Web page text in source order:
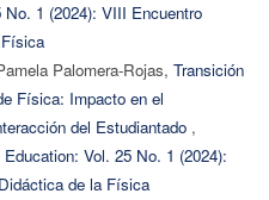
1 (2024): VIII Encuentro
Palomera-Rojas, Transición
Física: Impacto en el
del Estudiantado ,
Vol. 25 No. 1 (2024):
de la Física